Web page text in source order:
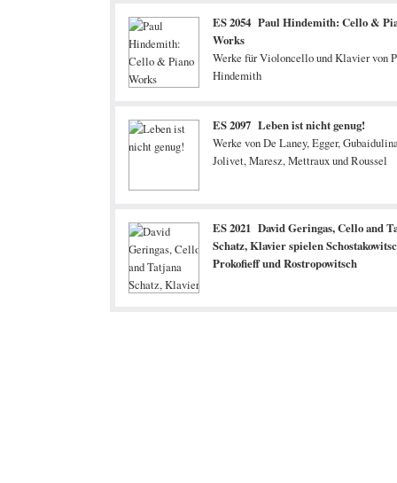
ES 2054 Paul Hindemith: Cello &
Works
Werke für Violoncello und Klavier von
Hindemith
ES 2097 Leben ist nicht genug!
Werke von De Laney, Egger,
Jolivet, Maresz, Mettraux und Roussel
ES 2021 David Geringas, Cello and
Schatz, Klavier spielen
Prokofieff und Rostropowitsch